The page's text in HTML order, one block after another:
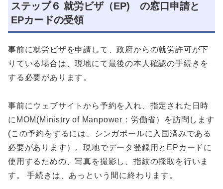
ステップ６ 就労ビザ（EP) の窓口申請と
EPカードの受領
事前に就労ビザを申請して、政府からの就労許可が下
りている場合は、現地にて最後の本人確認の手続きを
する必要があります。
事前にウェブサイトから予約を入れ、指定された日時
にMOM(Ministry of Manpower：労働省）を訪問します
(この予約をするには、シンガポールに入国済みである
必要があります）。現地でデータ登録用とEPカードに
使用するための、写真を撮影し、指紋の採取を行いま
す。 手続きは、あっという間に終わります。